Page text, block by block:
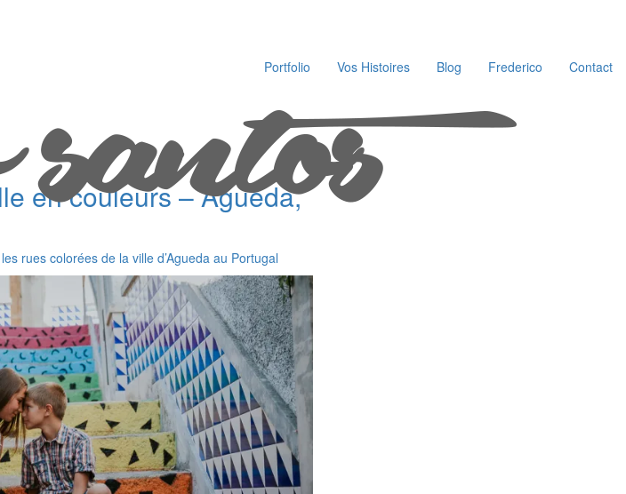
Portfolio Vos Histoires Blog Frederico Contact
en couleurs – Águeda,
rues colorées de la ville d’Agueda au Portugal